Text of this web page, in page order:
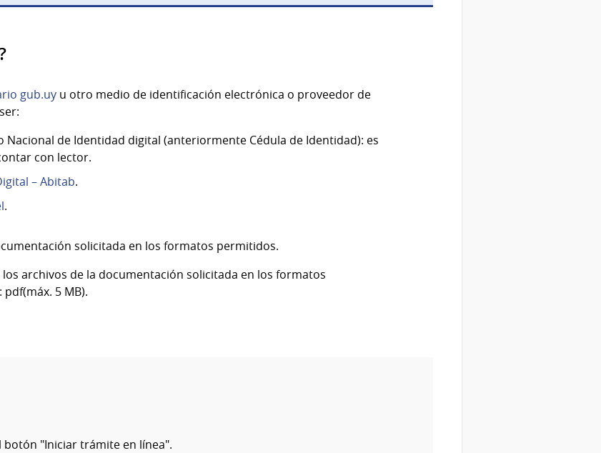
gub.uy u otro medio de identificación electrónica o proveedor de
Nacional de Identidad digital (anteriormente Cédula de Identidad): es
con lector.
– Abitab.
.
solicitada en los formatos permitidos.
archivos de la documentación solicitada en los formatos
5 MB).
botón "Iniciar trámite en línea".